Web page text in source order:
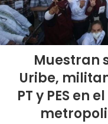
Muestran
Uribe,
PT y PES en